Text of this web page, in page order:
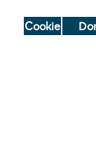
Cookie